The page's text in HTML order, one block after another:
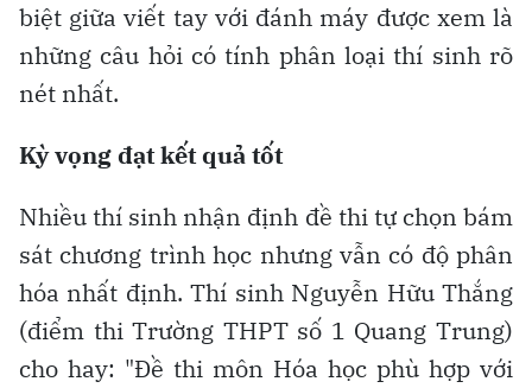
biệt giữa viết tay với đánh máy được xem là
những câu hỏi có tính phân loại thí sinh rõ
nét nhất.
Kỳ vọng đạt kết quả tốt
Nhiều thí sinh nhận định đề thi tự chọn bám
sát chương trình học nhưng vẫn có độ phân
hóa nhất định. Thí sinh Nguyễn Hữu Thắng
(điểm thi Trường THPT số 1 Quang Trung)
cho hay: "Đề thi môn Hóa học phù hợp với